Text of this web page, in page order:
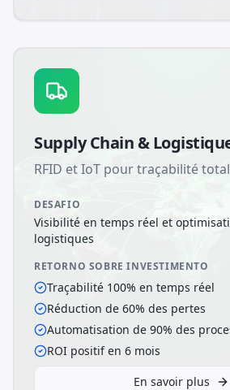
Supply Chain &
RFID et IoT pour traçabilité
DESAFIO
Visibilité en temps réel et
logistiques
RETORNO SOBRE INVESTIMENTO
Traçabilité 100% en temps réel
Réduction de 60% des pertes
Automatisation de 90% des
ROI positif en 6 mois
En savoir plus